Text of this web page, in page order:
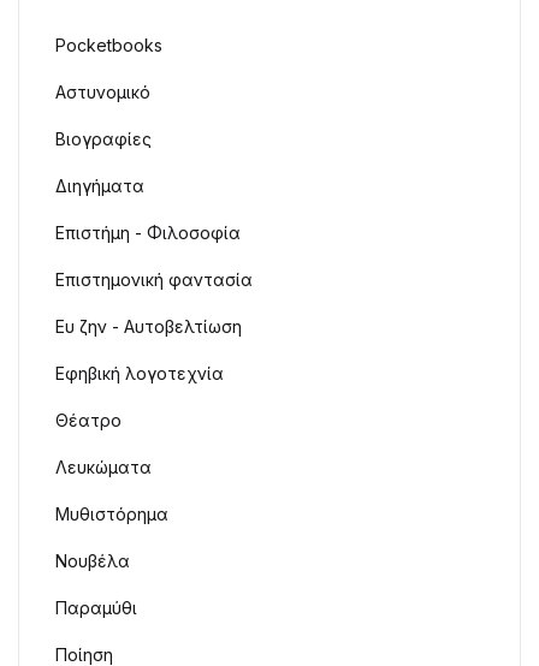
Pocketbooks
Αστυνομικό
Βιογραφίες
Διηγήματα
Επιστήμη - Φιλοσοφία
Επιστημονική φαντασία
Ευ ζην - Αυτοβελτίωση
Εφηβική λογοτεχνία
Θέατρο
Λευκώματα
Μυθιστόρημα
Νουβέλα
Παραμύθι
Ποίηση